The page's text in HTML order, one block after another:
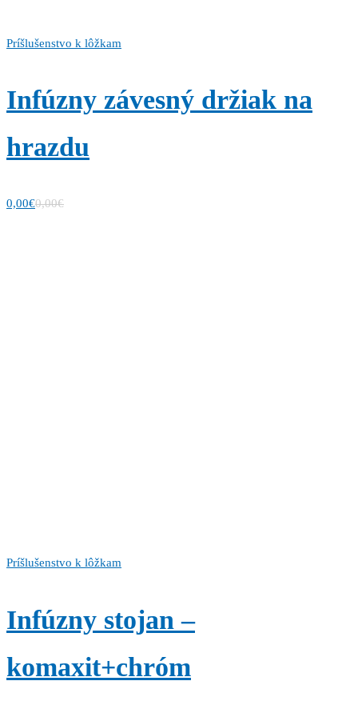
Príšlušenstvo k lôžkam
Infúzny závesný držiak na
hrazdu
0,00€0,00€
Príšlušenstvo k lôžkam
Infúzny stojan –
komaxit+chróm